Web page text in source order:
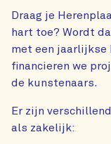
Draag je
hart toe? Wordt
met een jaarlijkse
financieren we
de kunstenaars.
Er zijn
als zakelijk: